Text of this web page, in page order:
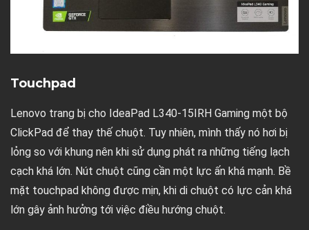
Touchpad
Lenovo trang bị cho IdeaPad L340-15IRH Gaming một bộ
ClickPad để thay thế chuột. Tuy nhiên, mình thấy nó hơi bị
lỏng so với khung nên khi sử dụng phát ra những tiếng lạch
cạch khá lớn. Nút chuột cũng cần một lực ấn khá mạnh. Bề
mặt touchpad không được mịn, khi di chuột có lực cản khá
lớn gây ảnh hưởng tới việc điều hướng chuột.